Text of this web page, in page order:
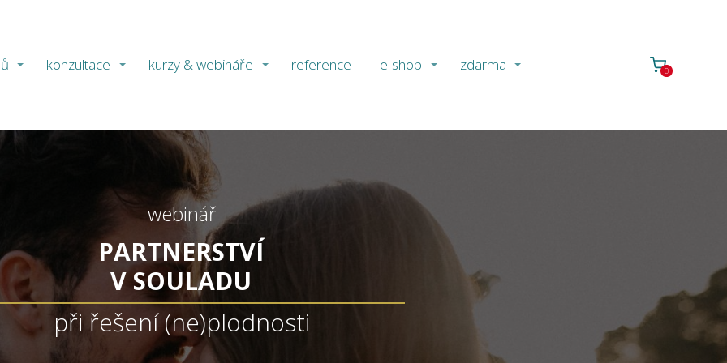
konzultace kurzy & webináře reference e-shop zdarma 0
webinář
PARTNERSTVÍ
V SOULADU
při řešení (ne)plodnosti